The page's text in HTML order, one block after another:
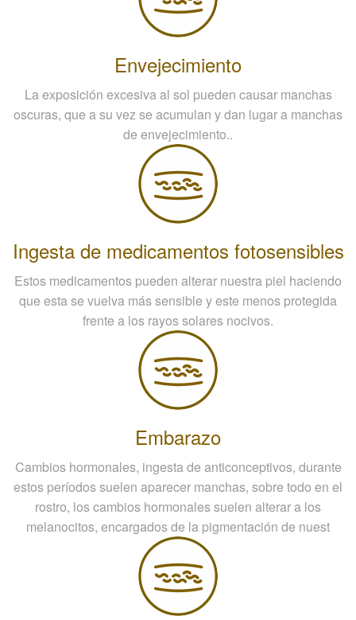
Envejecimiento
La exposición excesiva al sol pueden causar manchas
oscuras, que a su vez se acumulan y dan lugar a manchas
de envejecimiento..
Ingesta de medicamentos fotosensibles
Estos medicamentos pueden alterar nuestra piel haciendo
que esta se vuelva más sensible y este menos protegida
frente a los rayos solares nocivos.
Embarazo
Cambios hormonales, ingesta de anticonceptivos, durante
estos períodos suelen aparecer manchas, sobre todo en el
rostro, los cambios hormonales suelen alterar a los
melanocitos, encargados de la pigmentación de nuest